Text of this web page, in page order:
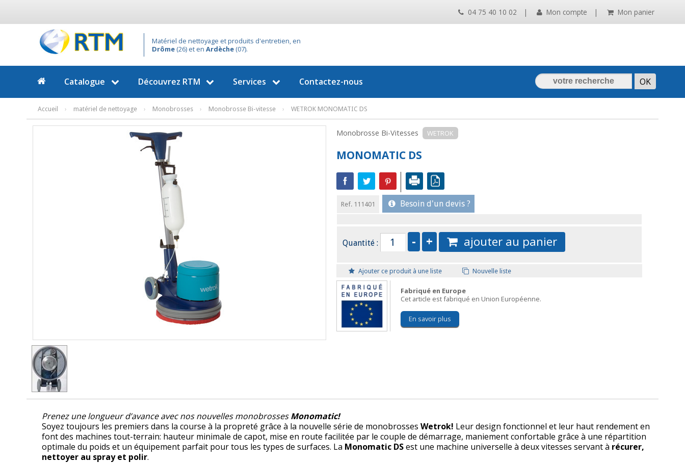
04 75 40 10 02 | Mon compte | Mon panier
Matériel de nettoyage et produits d'entretien, en
Drôme (26) et en Ardèche (07).
Catalogue Découvrez RTM Services Contactez-nous
Accueil › matériel de nettoyage › Monobrosses › Monobrosse Bi-vitesse › WETROK MONOMATIC DS
Monobrosse Bi-Vitesses WETROK
MONOMATIC DS
Ref. 111401 Besoin d'un devis ?
Quantité : ajouter au panier
Ajouter ce produit à une liste Nouvelle liste
Fabriqué en Europe
Cet article est fabriqué en Union Européenne.
En savoir plus
Prenez une longueur d’avance avec nos nouvelles monobrossesMonomatic!
Soyez toujours les premiers dans la course à la propreté grâce à la nouvelle série de monobrosses Wetrok! Leur design fonctionnel et leur haut rendement en
font des machines tout-terrain: hauteur minimale de capot, mise en route facilitée par le couple de démarrage, maniement confortable grâce à une répartition
optimale du poids et un équipement parfait pour tous les types de surfaces. La Monomatic DSest une machine universelle à deux vitesses servant à récurer,
nettoyer au spray et polir.